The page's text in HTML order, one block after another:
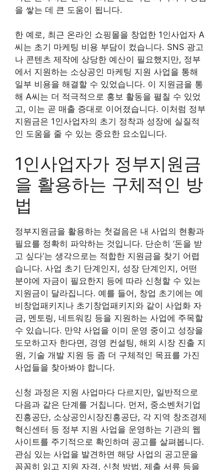
을 쌓는 데 큰 도움이 됩니다.
한 예로, 최근 온라인 쇼핑몰을 창업한 1인사업자 A
씨는 초기 마케팅 비용 부담이 컸습니다. SNS 광고
나 콘텐츠 제작에 상당한 예산이 필요했지만, 정부
에서 지원하는 소상공인 마케팅 지원 사업을 통해
일부 비용을 해결할 수 있었습니다. 이 지원금을 통
해 A씨는 더 적극적으로 홍보 활동을 펼칠 수 있었
고, 이는 곧 매출 증대로 이어졌습니다. 이처럼 정부
지원금은 1인사업자의 초기 정착과 성장에 실질적
인 도움을 줄 수 있는 중요한 요소입니다.
1인사업자가 정부지원금
을 활용하는 구체적인 방
법
정부지원금을 활용하는 첫걸음은 내 사업의 현황과
필요를 정확히 파악하는 것입니다. 단순히 ‘돈을 받
고 싶다’는 생각으로는 적합한 지원금을 찾기 어렵
습니다. 사업 초기 단계인지, 성장 단계인지, 어떤
분야에 자금이 필요한지 등에 따라 신청할 수 있는
지원금이 달라집니다. 예를 들어, 창업 초기에는 예
비창업패키지나 초기창업패키지와 같이 사업화 자
금, 멘토링, 네트워킹 등을 지원하는 사업에 주목할
수 있습니다. 만약 사업을 이미 운영 중이고 성장을
도모하고자 한다면, 경영 컨설팅, 해외 시장 진출 지
원, 기술 개발 지원 등 좀 더 구체적인 목표를 가진
사업들을 찾아봐야 합니다.
신청 과정은 지원 사업마다 다르지만, 일반적으로
다음과 같은 단계를 거칩니다. 먼저, 중소벤처기업
진흥공단, 소상공인시장진흥공단, 각 지역 창조경제
혁신센터 등 정부 지원 사업을 운영하는 기관의 웹
사이트를 주기적으로 확인하며 공고를 살펴봅니다.
관심 있는 사업을 발견하면 해당 사업의 공고문을
꼼꼼히 읽고 지원 자격, 신청 방법, 제출 서류 등을